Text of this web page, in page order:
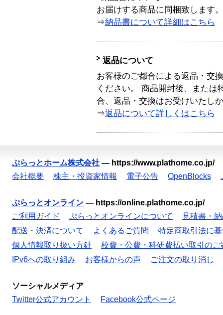
お届けする商品に同梱致します。
⇒納品書について詳細はこちら
返品について
お客様のご都合による返品・交
ください。 商品開封後、または
合、返品・交換はお受けいたし
⇒返品について詳しくはこちら
ぷらっとホーム株式会社 — https://www.plathome.co.jp/
会社概要
株主・投資家情報 電子公告 OpenBlocks
ぷらっとオンライン — https://online.plathome.co.jp/
ご利用ガイド
ぷらっとオンラインについて
見積書・
配送・決済について
よくあるご質問
特定商取引法に
個人情報取り扱い方針
校費・公費・科研費払い取引のご
IPv6への取り組み
お客様からの声 ご注文の取り消し
ソーシャルメディア
Twitter公式アカウント
Facebook公式ページ